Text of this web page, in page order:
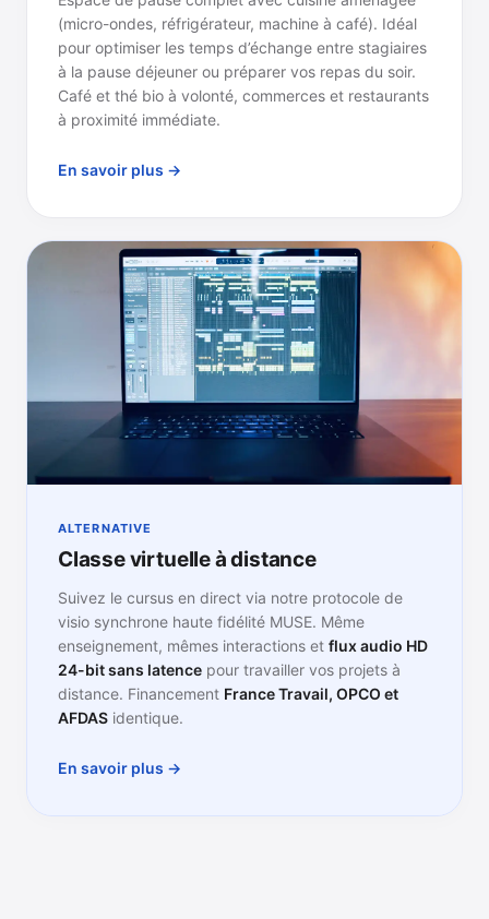
(micro-ondes, réfrigérateur, machine à café). Idéal
pour optimiser les temps d’échange entre stagiaires
à la pause déjeuner ou préparer vos repas du soir.
Café et thé bio à volonté, commerces et restaurants
à proximité immédiate.
En savoir plus →
ALTERNATIVE
Classe virtuelle à distance
Suivez le cursus en direct via notre protocole de
visio synchrone haute fidélité MUSE. Même
enseignement, mêmes interactions et flux audio HD
24-bit sans latence pour travailler vos projets à
distance. Financement France Travail, OPCO et
AFDAS identique.
En savoir plus →